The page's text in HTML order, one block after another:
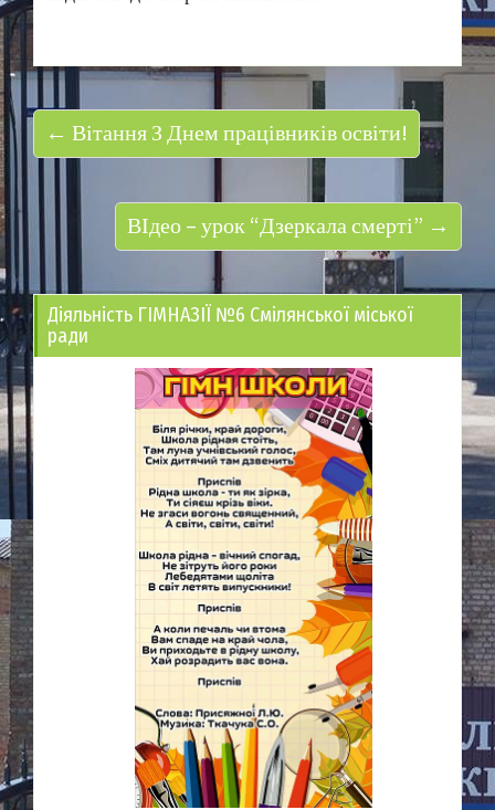
← Вітання З Днем працівників освіти!
ВІдео – урок “Дзеркала смерті” →
Діяльність ГІМНАЗІЇ №6 Смілянської міської
ради